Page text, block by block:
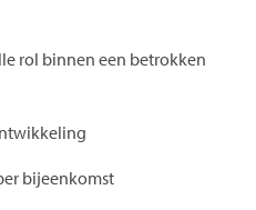
rol binnen een betrokken
bijeenkomst